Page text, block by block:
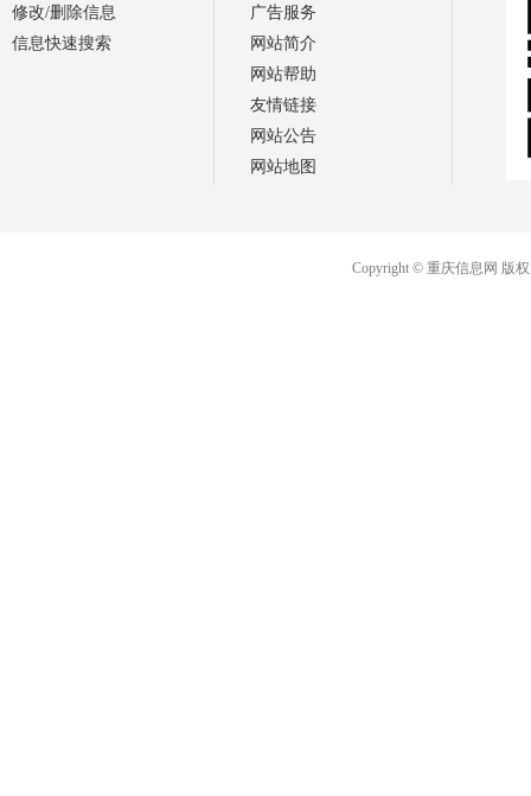
修改/删除信息
信息快速搜索
广告服务
网站简介
网站帮助
友情链接
网站公告
网站地图
Copyright © 重庆信息网 版